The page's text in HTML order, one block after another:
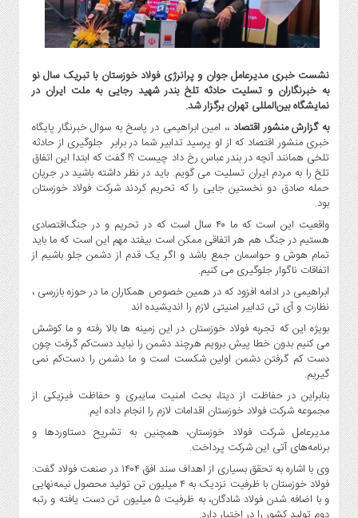
و
پتروشیمی
صنعت
و
خودرو
استارت
آپ
و
فن
آوری
بانک
،
بیمه
و
ارز
دیجیتال
کشاورزی
و
صنایع
غذایی
سیاسی
و
بین
الملل
نگاه
روز
گوناگون
نشست خبری مدیرعامل جوان و پرانرژی فولاد خوزستان با تبریک سال نو
به خبرنگاران و تسلیت حادثه تلخ بندر شهید رجایی به ملت ایران در
نمایشگاه بین‌المللی تهران برگزار شد.
به گزارش منشور اقتصاد ،، امین ابراهیمی در پاسخ به سوال خبرنگار پایگاه
خبری منشور اقتصاد که از او پرسید تدابیر شما در برابر جلوگیری از حادثه
تلخی همانند آنچه در بندر عباس رخ داد چیست ؟! گفت که ابتدا این اتفاق
تلخ را به مردم ایران تسلیت می گویم. باید در نظر داشته باشید در جریان
حمله صادق دو نخستین جایی را که تحریم کردند شرکت فولاد خوزستان
بود.
واقعیت این است که ما ۴۰ سال است که در تحریم و در جنگ‌اقتصادی
هستیم در جنگ هم هر اتفاقی ممکن است بیفتد مهم این است که ما باید
تمام هوش و حواسمان جمع باشد و اگر یک قدم از دشمن جلو باشیم از
اتفاقات ناگوار جلوگیری می کنیم.
ابراهیمی در ادامه افزود که در همین خصوص همکاران ما در حوزه بازرسی ،
نظارت و آی تی تدابیر امنیتی لازم را اندیشیده اند
بویژه این که تجربه فولاد خوزستان در این زمینه ها بالا رفته و ما کوشش
می کنیم بدون خطا پیش برویم هرچند دشمن را نباید دست‌کم گرفت چون
دست کم گرفتن دشمن اولین شکست است و ما دشمن را دست‌کم نمی
گیریم.
بنابراین در حفاظت از دیتا، بحث امنیت سایبری و حفاظت فیزیکی از
مجموعه شرکت فولاد خوزستان اقدامات لازم را انجام داده ایم.
مدیرعامل شرکت فولاد خوزستان، همچنین به تشریح دستاوردها و
برنامه‌های آتی این شرکت پرداخت.
وی با اشاره به تحقق بسیاری از اهداف سند افق ۱۴۰۴ در صنعت فولاد گفت:
فولاد خوزستان با ظرفیت نزدیک به ۴ میلیون تن تولید محصول نیمه‌نهایی
و با اضافه شدن فولاد شادگان، به ظرفیت ۵ میلیون تن دست یافته و رتبه